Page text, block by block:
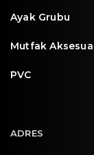
Ayak Grubu
Mutfak
PVC
ADRES